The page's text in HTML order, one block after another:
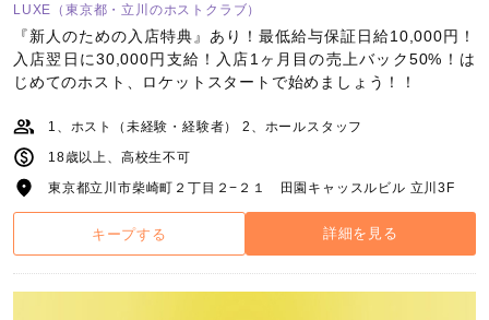
LUXE（東京都・立川のホストクラブ）
『新人のための入店特典』あり！最低給与保証日給10,000円！
入店翌日に30,000円支給！入店1ヶ月目の売上バック50%！は
じめてのホスト、ロケットスタートで始めましょう！！
1、ホスト（未経験・経験者） 2、ホールスタッフ
18歳以上、高校生不可
東京都立川市柴崎町２丁目２−２１ 田園キャッスルビル 立川3F
キープする 詳細を見る